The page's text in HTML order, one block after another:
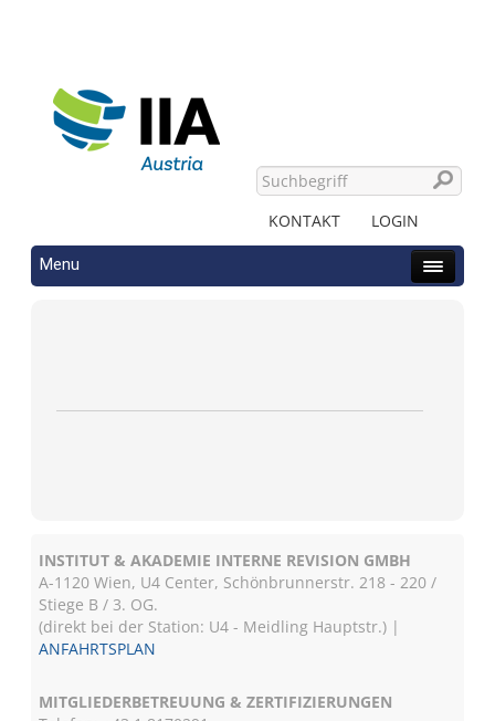
KONTAKT LOGIN
Menu
INSTITUT & AKADEMIE INTERNE REVISION GMBH
A-1120 Wien, U4 Center, Schönbrunnerstr. 218 - 220 /
Stiege B / 3. OG.
(direkt bei der Station: U4 - Meidling Hauptstr.) |
ANFAHRTSPLAN
MITGLIEDERBETREUUNG & ZERTIFIZIERUNGEN